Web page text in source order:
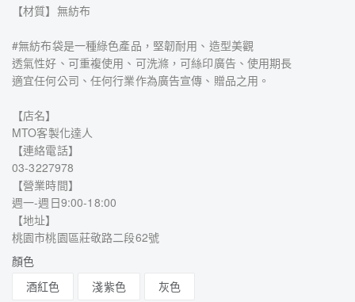
【材質】無紡布
#無紡布袋是一種綠色產品，堅韌耐用、造型美觀
透氣性好、可重複使用、可洗滌，可絲印廣告、使用期長
適宜任何公司、任何行業作為廣告宣傳、贈品之用。
【店名】
MTO客製化達人
【連絡電話】
03-3227978
【營業時間】
週一-週日9:00-18:00
【地址】
桃園市桃園區莊敬路二段62號
顏色
酒紅色
淺紫色 灰色